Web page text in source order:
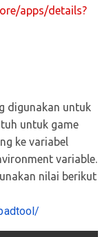
apps/details?
digunakan untuk
untuk game
ke variabel
variable.
nilai berikut